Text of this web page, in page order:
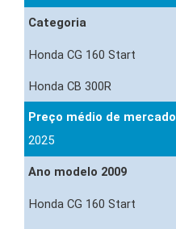
Categoria
Preço médio de mercado
2025
Ano modelo 2009